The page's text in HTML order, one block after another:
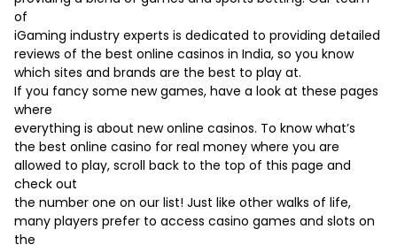
of
iGaming industry experts is dedicated to providing detailed
reviews of the best online casinos in India, so you know
which sites and brands are the best to play at.
If you fancy some new games, have a look at these pages
where
everything is about new online casinos. To know what’s
the best online casino for real money where you are
allowed to play, scroll back to the top of this page and
check out
the number one on our list! Just like other walks of life,
many players prefer to access casino games and slots on
the